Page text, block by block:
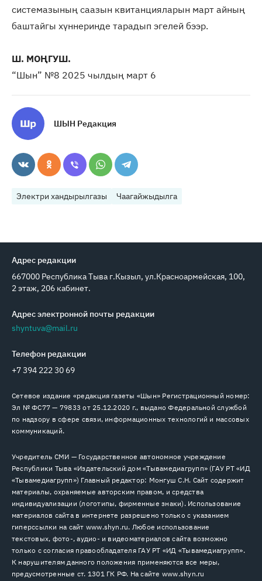
системазының саазын квитанцияларын март айның
баштайгы хүннеринде тарадып эгелей бээр.
Ш. МОҢГУШ.
“Шын” №8 2025 чылдың март 6
ШЫН Редакция
Электри хандырылгазы Чаагайжыдылга
Адрес редакции
667000 Республика Тыва г.Кызыл, ул.Красноармейская, 100,
2 этаж, 206 кабинет.
Адрес электронной почты редакции
shyntuva@mail.ru
Телефон редакции
+7 394 222 30 69
Сетевое издание «редакция газеты «Шын» Регистрационный номер:
Эл № ФС77 — 79833 от 25.12.2020 г., выдано Федеральной службой
по надзору в сфере связи, информационных технологий и массовых
коммуникаций.
Учредитель СМИ — Государственное автономное учреждение
Республики Тыва «Издательский дом «Тывамедиагрупп» (ГАУ РТ «ИД
«Тывамедиагрупп») Главный редактор: Монгуш С.Н. Сайт содержит
материалы, охраняемые авторским правом, и средства
индивидуализации (логотипы, фирменные знаки). Использование
материалов сайта в интернете разрешено только с указанием
гиперссылки на сайт www.shyn.ru. Любое использование
текстовых, фото-, аудио- и видеоматериалов сайта возможно
только с согласия правообладателя ГАУ РТ «ИД «Тывамедиагрупп».
К нарушителям данного положения применяются все меры,
предусмотренные ст. 1301 ГК РФ. На сайте www.shyn.ru